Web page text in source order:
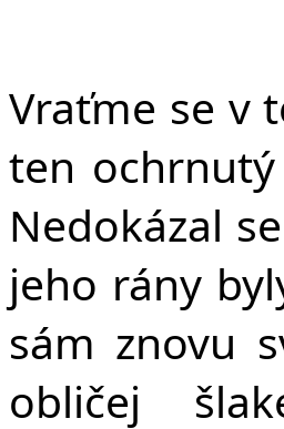
Vraťme se v
ten
Nedokázal
jeho rány
sám znovu
obličej